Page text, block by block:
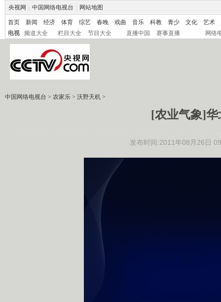
央视网 中国网络电视台 网站地图
首页 新闻 经济 体育 综艺 春晚 戏曲 音乐 科教 青少 文化
艺术
电视
频道大全 栏目大全 节目大全 直播中国 赛事直播 网络
中国网络电视台 > 农家乐 > 沃野天机 >
[农业气象]华
发布时间:2011年08月26日